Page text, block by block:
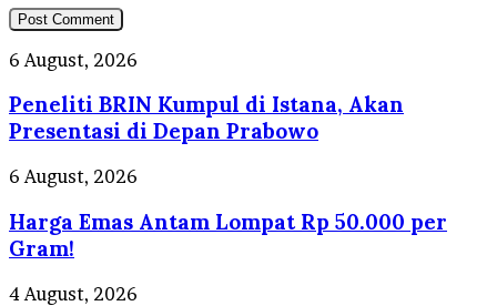
Peneliti
Kumpul
di
Istana,
Akan
Presentasi
di
Depan
Prabowo
6 August, 2026
Peneliti BRIN Kumpul di Istana, Akan
Presentasi di Depan Prabowo
Harga
Antam
Lompat
Rp
50.000
6 August, 2026
Harga Emas Antam Lompat Rp 50.000 per
Gram!
Herdman
4 August, 2026